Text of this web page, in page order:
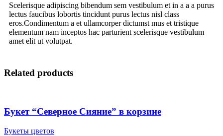
Scelerisque adipiscing bibendum sem vestibulum et in a a a purus
lectus faucibus lobortis tincidunt purus lectus nisl class
eros.Condimentum a et ullamcorper dictumst mus et tristique
elementum nam inceptos hac parturient scelerisque vestibulum
amet elit ut volutpat.
Related products
Букет “Северное Сияние” в корзине
Букеты цветов